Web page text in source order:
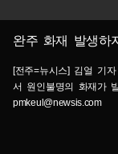
완주 화재 발생하
[전주=뉴시스] 김얼 기
서 원인불명의 화재가
pmkeul@newsis.com